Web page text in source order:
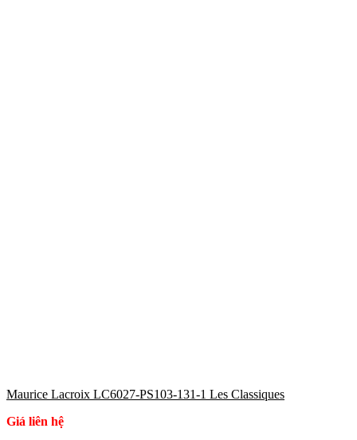
Maurice Lacroix LC6027-PS103-131-1 Les Classiques
Giá liên hệ